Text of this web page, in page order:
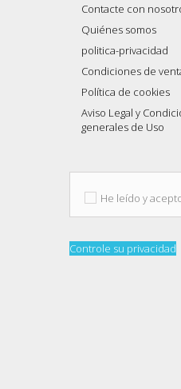
Contacte con
Quiénes somos
politica-privacidad
Condiciones de
Política de cookies
Aviso Legal y
generales de Uso
He leído y
Controle su privacidad